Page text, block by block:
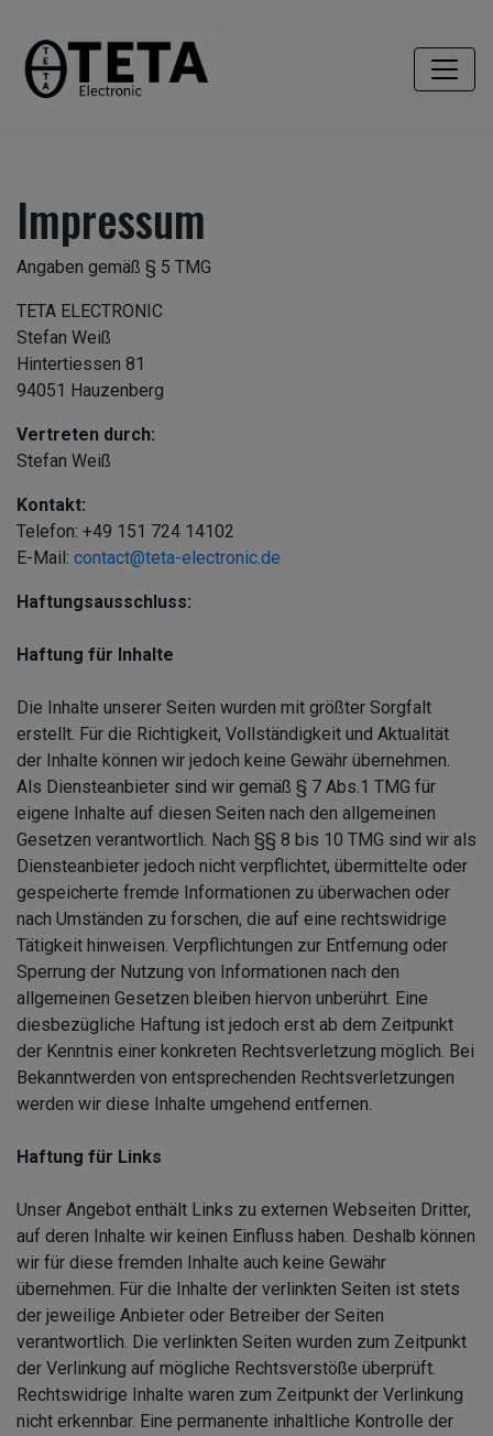
Impressum
Angaben gemäß § 5 TMG
TETA ELECTRONIC
Stefan Weiß
Hintertiessen 81
94051 Hauzenberg
Vertreten durch:
Stefan Weiß
Kontakt:
Telefon: +49 151 724 14102
E-Mail: contact@teta-electronic.de
Haftungsausschluss:
Haftung für Inhalte
Die Inhalte unserer Seiten wurden mit größter Sorgfalt
erstellt. Für die Richtigkeit, Vollständigkeit und Aktualität
der Inhalte können wir jedoch keine Gewähr übernehmen.
Als Diensteanbieter sind wir gemäß § 7 Abs.1 TMG für
eigene Inhalte auf diesen Seiten nach den allgemeinen
Gesetzen verantwortlich. Nach §§ 8 bis 10 TMG sind wir als
Diensteanbieter jedoch nicht verpflichtet, übermittelte oder
gespeicherte fremde Informationen zu überwachen oder
nach Umständen zu forschen, die auf eine rechtswidrige
Tätigkeit hinweisen. Verpflichtungen zur Entfernung oder
Sperrung der Nutzung von Informationen nach den
allgemeinen Gesetzen bleiben hiervon unberührt. Eine
diesbezügliche Haftung ist jedoch erst ab dem Zeitpunkt
der Kenntnis einer konkreten Rechtsverletzung möglich. Bei
Bekanntwerden von entsprechenden Rechtsverletzungen
werden wir diese Inhalte umgehend entfernen.
Haftung für Links
Unser Angebot enthält Links zu externen Webseiten Dritter,
auf deren Inhalte wir keinen Einfluss haben. Deshalb können
wir für diese fremden Inhalte auch keine Gewähr
übernehmen. Für die Inhalte der verlinkten Seiten ist stets
der jeweilige Anbieter oder Betreiber der Seiten
verantwortlich. Die verlinkten Seiten wurden zum Zeitpunkt
der Verlinkung auf mögliche Rechtsverstöße überprüft.
Rechtswidrige Inhalte waren zum Zeitpunkt der Verlinkung
nicht erkennbar. Eine permanente inhaltliche Kontrolle der